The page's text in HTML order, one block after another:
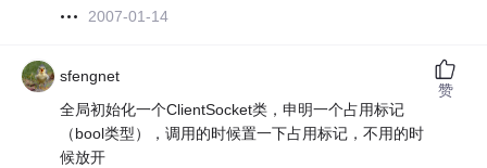
2007-01-14
sfengnet
全局初始化一个ClientSocket类，申明一个占用标记
（bool类型），调用的时候置一下占用标记，不用的时
候放开
赞